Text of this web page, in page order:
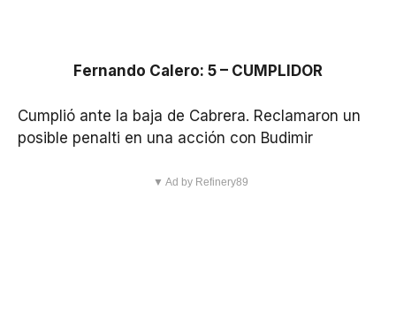
Fernando Calero: 5 – CUMPLIDOR
Cumplió ante la baja de Cabrera. Reclamaron un
posible penalti en una acción con Budimir
▼ Ad by Refinery89